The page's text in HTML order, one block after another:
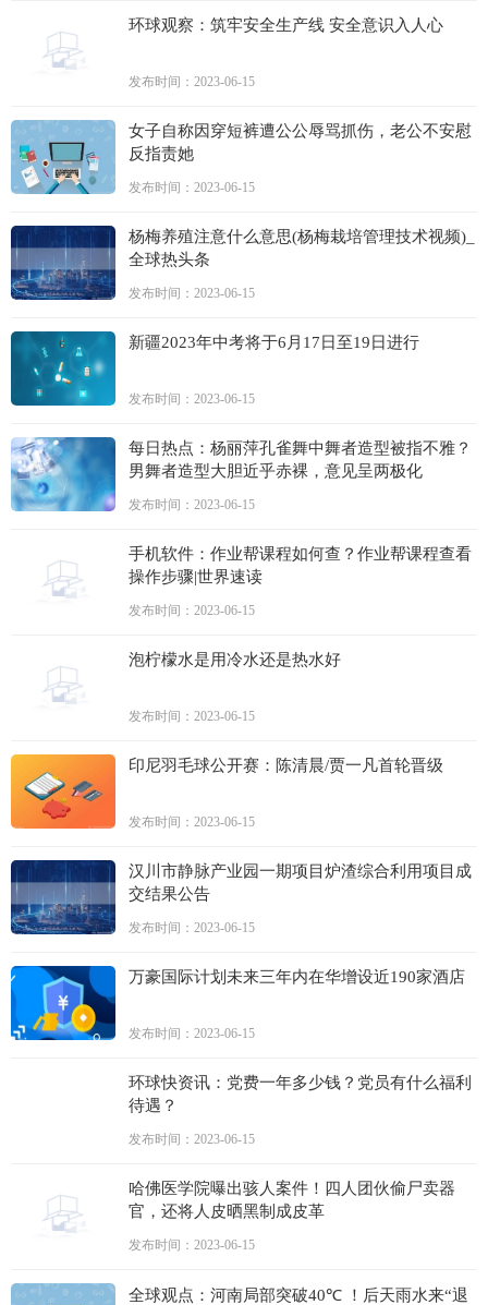
环球观察：筑牢安全生产线 安全意识入人心
发布时间：2023-06-15
女子自称因穿短裤遭公公辱骂抓伤，老公不安慰
反指责她
发布时间：2023-06-15
杨梅养殖注意什么意思(杨梅栽培管理技术视频)_
全球热头条
发布时间：2023-06-15
新疆2023年中考将于6月17日至19日进行
发布时间：2023-06-15
每日热点：杨丽萍孔雀舞中舞者造型被指不雅？
男舞者造型大胆近乎赤裸，意见呈两极化
发布时间：2023-06-15
手机软件：作业帮课程如何查？作业帮课程查看
操作步骤|世界速读
发布时间：2023-06-15
泡柠檬水是用冷水还是热水好
发布时间：2023-06-15
印尼羽毛球公开赛：陈清晨/贾一凡首轮晋级
发布时间：2023-06-15
汉川市静脉产业园一期项目炉渣综合利用项目成
交结果公告
发布时间：2023-06-15
万豪国际计划未来三年内在华增设近190家酒店
发布时间：2023-06-15
环球快资讯：党费一年多少钱？党员有什么福利
待遇？
发布时间：2023-06-15
哈佛医学院曝出骇人案件！四人团伙偷尸卖器
官，还将人皮晒黑制成皮革
发布时间：2023-06-15
全球观点：河南局部突破40℃ ！后天雨水来“退